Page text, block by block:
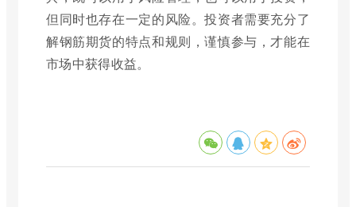
但同时也存在一定的风险。投资者需要充分了
解钢筋期货的特点和规则，谨慎参与，才能在
市场中获得收益。